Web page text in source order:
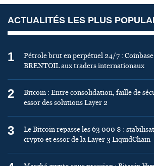
ACTUALITÉS LES PLUS
1
Pétrole brut en perpétuel 24/7 :
BRENTOIL aux traders internationaux
2
Bitcoin : Entre consolidation, faille de
essor des solutions Layer 2
3
Le Bitcoin repasse les 63 000 $ :
crypto et essor de la Layer 3 LiquidChain